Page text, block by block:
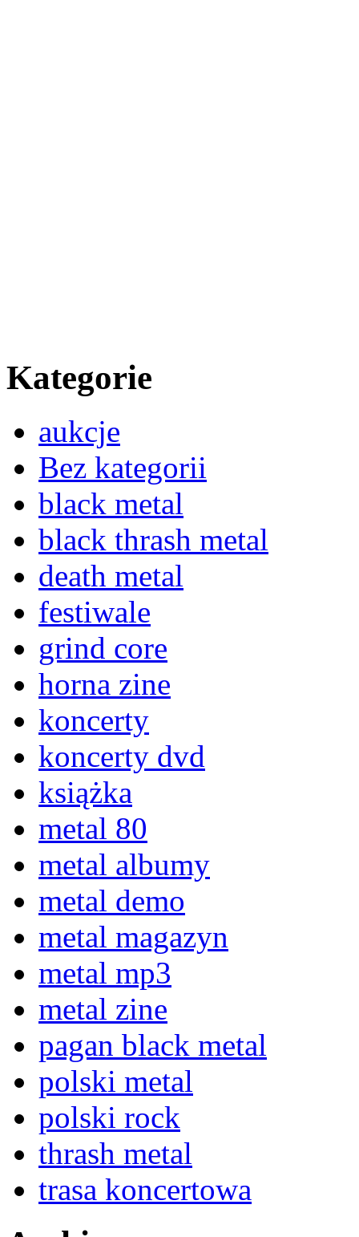
Kategorie
aukcje
Bez kategorii
black metal
black thrash metal
death metal
festiwale
grind core
horna zine
koncerty
koncerty dvd
książka
metal 80
metal albumy
metal demo
metal magazyn
metal mp3
metal zine
pagan black metal
polski metal
polski rock
thrash metal
trasa koncertowa